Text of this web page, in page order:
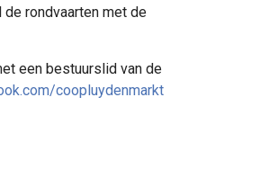
rondvaarten met de
een bestuurslid van de
coopluydenmarkt